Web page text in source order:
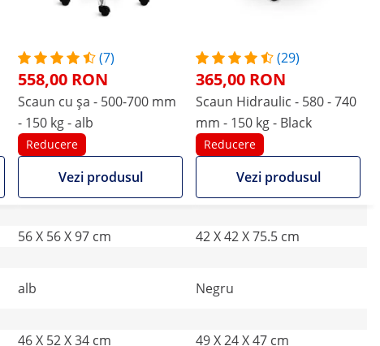
(7)
558,00 RON
Scaun cu șa - 500-700 mm
- 150 kg - alb
Reducere
Vezi produsul
(29)
365,00 RON
Scaun Hidraulic - 580 - 740
mm - 150 kg - Black
Reducere
Vezi produsul
56 X 56 X 97 cm
42 X 42 X 75.5 cm
alb
Negru
46 X 52 X 34 cm
49 X 24 X 47 cm